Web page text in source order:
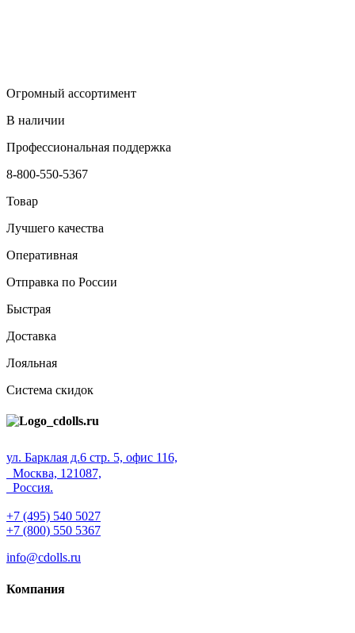
Огромный ассортимент
В наличии
Профессиональная поддержка
8-800-550-5367
Товар
Лучшего качества
Оперативная
Отправка по России
Быстрая
Доставка
Лояльная
Система скидок
ул. Барклая д.6 стр. 5, офис 116,
Москва, 121087,
Россия.
+7 (495) 540 5027
+7 (800) 550 5367
info@cdolls.ru
Компания